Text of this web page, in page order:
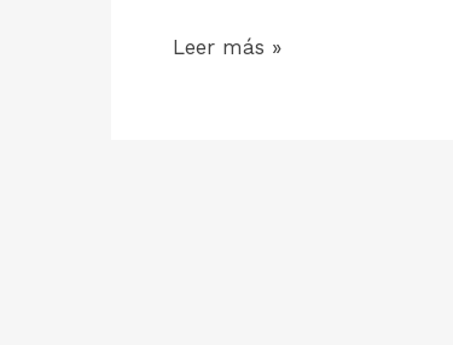
Estilo
Leer más »